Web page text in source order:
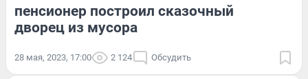
пенсионер построил сказочный
дворец из мусора
28 мая, 2023, 17:00 2 124 Обсудить